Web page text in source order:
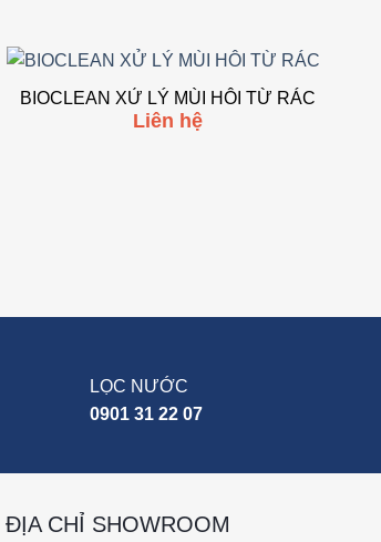
BIOCLEAN XỬ LÝ MÙI HÔI TỪ RÁC
Liên hệ
LỌC NƯỚC
0901 31 22 07
ĐỊA CHỈ SHOWROOM